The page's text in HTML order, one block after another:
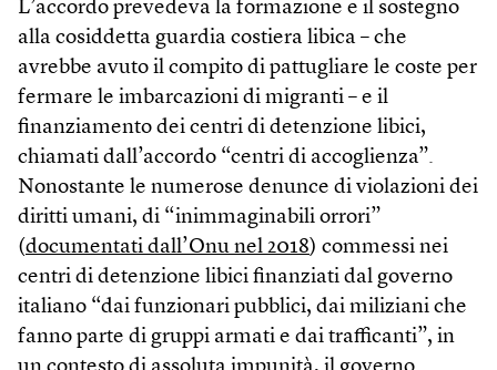
L’accordo prevedeva la formazione e il sostegno
alla cosiddetta guardia costiera libica – che
avrebbe avuto il compito di pattugliare le coste per
fermare le imbarcazioni di migranti – e il
finanziamento dei centri di detenzione libici,
chiamati dall’accordo “centri di accoglienza”.
Nonostante le numerose denunce di violazioni dei
diritti umani, di “inimmaginabili orrori”
(documentati dall’Onu nel 2018) commessi nei
centri di detenzione libici finanziati dal governo
italiano “dai funzionari pubblici, dai miliziani che
fanno parte di gruppi armati e dai trafficanti”, in